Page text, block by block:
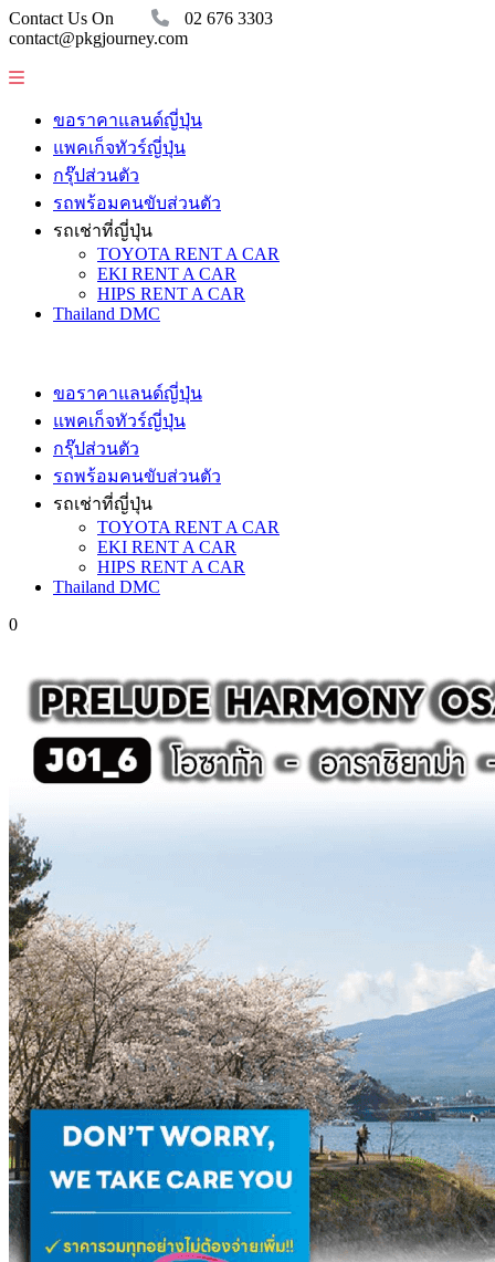
Contact Us On
02 676 3303
contact@pkgjourney.com
ขอราคาแลนด์ญี่ปุ่น
แพคเก็จทัวร์ญี่ปุ่น
กรุ๊ปส่วนตัว
รถพร้อมคนขับส่วนตัว
รถเช่าที่ญี่ปุ่น
TOYOTA RENT A CAR
EKI RENT A CAR
HIPS RENT A CAR
Thailand DMC
ขอราคาแลนด์ญี่ปุ่น
แพคเก็จทัวร์ญี่ปุ่น
กรุ๊ปส่วนตัว
รถพร้อมคนขับส่วนตัว
รถเช่าที่ญี่ปุ่น
TOYOTA RENT A CAR
EKI RENT A CAR
HIPS RENT A CAR
Thailand DMC
0